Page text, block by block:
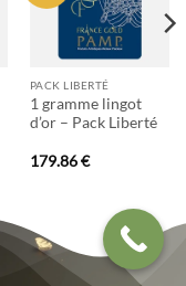
PACK LIBERTÉ
1 gramme lingot
d’or – Pack Liberté
179.86€